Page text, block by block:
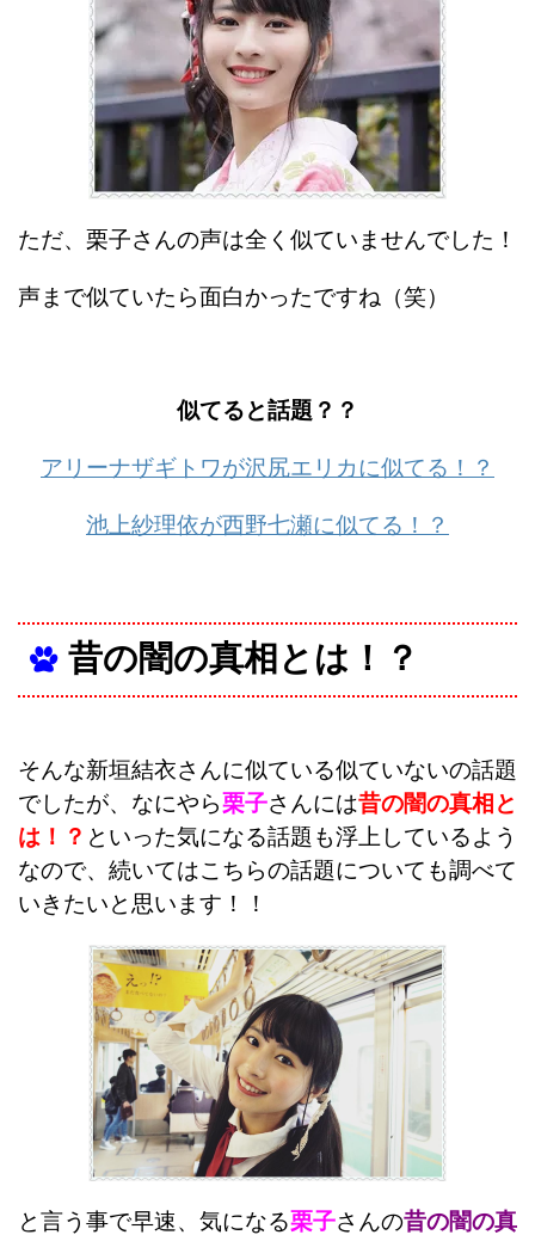
ただ、栗子さんの声は全く似ていませんでした！
声まで似ていたら面白かったですね（笑）
似てると話題？？
アリーナザギトワが沢尻エリカに似てる！？
池上紗理依が西野七瀬に似てる！？
昔の闇の真相とは！？
そんな新垣結衣さんに似ている似ていないの話題
でしたが、なにやら栗子さんには昔の闇の真相と
は！？ といった気になる話題も浮上しているよう
なので、続いてはこちらの話題についても調べて
いきたいと思います！！
と言う事で早速、気になる栗子さんの昔の闇の真